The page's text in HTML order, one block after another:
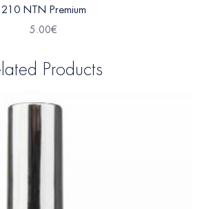
210 NTN Premium
5.00€
Products